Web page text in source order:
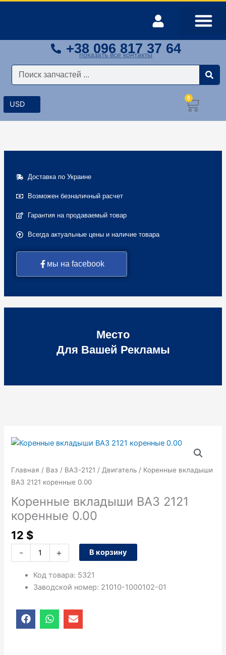
+38 096 817 37 64
показать все контакты
Поиск
0
Доставка по Украине
Возможен безналичный расчет
Гарантия на продаваемый товар
Всегда актуальные цены и наличие товара
мы на facebook
Место
Для Вашей Рекламы
Главная / Ваз / ВАЗ-2121 / Двигатель / Коренные вкладыши
ВАЗ 2121 коренные 0.00
Коренные вкладыши ВАЗ 2121
коренные 0.00
12 $
-
Количество
Коренные
вкладыши
2121
коренные
+ В корзину
Код товара: 5321
Заводской номер: 21010-1000102-01
F
a
W
h
E
n